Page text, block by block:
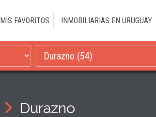
MIS FAVORITOS
INMOBILIARIAS EN URUGUAY
Durazno